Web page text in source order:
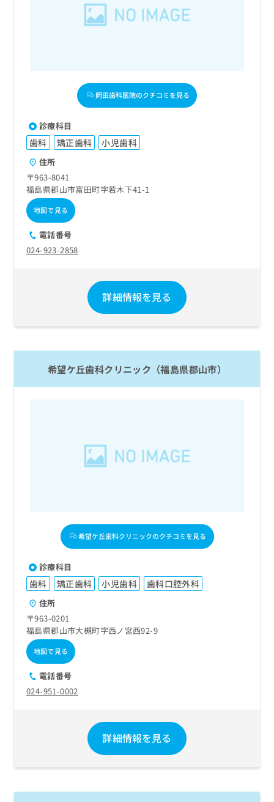
岡田歯科医院のクチコミを見る
診療科目
歯科 矯正歯科 小児歯科
住所
〒963-8041
福島県郡山市富田町字若木下41-1
地図で見る
電話番号
024-923-2858
詳細情報を見る
希望ケ丘歯科クリニック（福島県郡山市）
希望ケ丘歯科クリニックのクチコミを見る
診療科目
歯科 矯正歯科 小児歯科 歯科口腔外科
住所
〒963-0201
福島県郡山市大槻町字西ノ宮西92-9
地図で見る
電話番号
024-951-0002
詳細情報を見る